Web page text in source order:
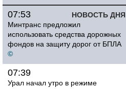
НОВОСТЬ ДНЯ
07:53
Минтранс предложил
использовать средства дорожных
фондов на защиту дорог от БПЛА
©
07:39
Урал начал утро в режиме